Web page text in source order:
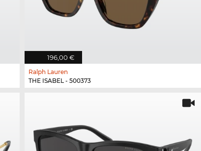
196,00 €
Ralph Lauren
THE ISABEL - 500373